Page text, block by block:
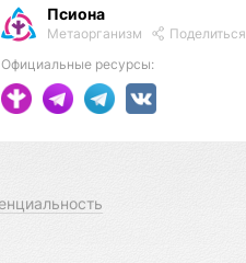
Псиона
Метаорганизм
Поделиться
Официальные ресурсы: